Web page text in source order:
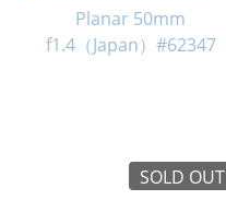
SOLD OUT